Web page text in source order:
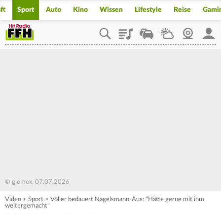
Sport Auto Kino Wissen Lifestyle Reise
PlaylistStaupilotWetterWebcam
© glomex, 07.07.2026
Video > Sport > Völler bedauert Nagelsmann-Aus: "Hätte gerne mit ihm
weitergemacht"